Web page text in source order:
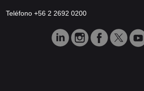
Teléfono +56 2 2692 0200